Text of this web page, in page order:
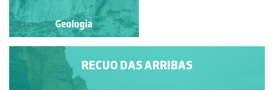
Geologia
RECUO DAS ARRIBAS
Geologia